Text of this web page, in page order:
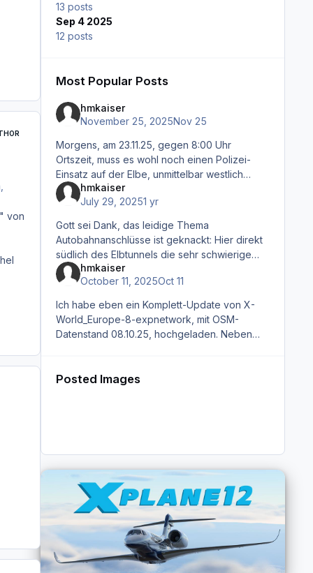
von
13 posts
Sep 4 2025
12 posts
Most Popular Posts
hmkaiser
November 25, 2025Nov 25
Morgens, am 23.11.25, gegen 8:00 Uhr
Ortszeit, muss es wohl noch einen Polizei-
Einsatz auf der Elbe, unmittelbar westlich
Hamburg gegeben haben: Ein Polizeiboot
fuhr mit hoher Fahrt einem auslaufenden
hmkaiser
July 29, 20251 yr
Gott sei Dank, das leidige Thema
Autobahnanschlüsse ist geknackt: Hier direkt
südlich des Elbtunnels die sehr schwierige
Konstellation mit der A7 und den Bauarbeiten,
die auch in OSM ihren
hmkaiser
October 11, 2025Oct 11
Ich habe eben ein Komplett-Update von X-
World_Europe-8-expnetwork, mit OSM-
Datenstand 08.10.25, hochgeladen. Neben
etliche technisch
Posted Images